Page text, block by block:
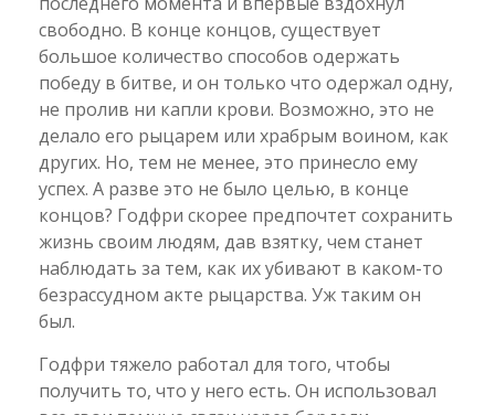
свободно. В конце концов, существует
большое количество способов одержать
победу в битве, и он только что одержал одну,
не пролив ни капли крови. Возможно, это не
делало его рыцарем или храбрым воином, как
других. Но, тем не менее, это принесло ему
успех. А разве это не было целью, в конце
концов? Годфри скорее предпочтет сохранить
жизнь своим людям, дав взятку, чем станет
наблюдать за тем, как их убивают в каком-то
безрассудном акте рыцарства. Уж таким он
был.
Годфри тяжело работал для того, чтобы
получить то, что у него есть. Он использовал